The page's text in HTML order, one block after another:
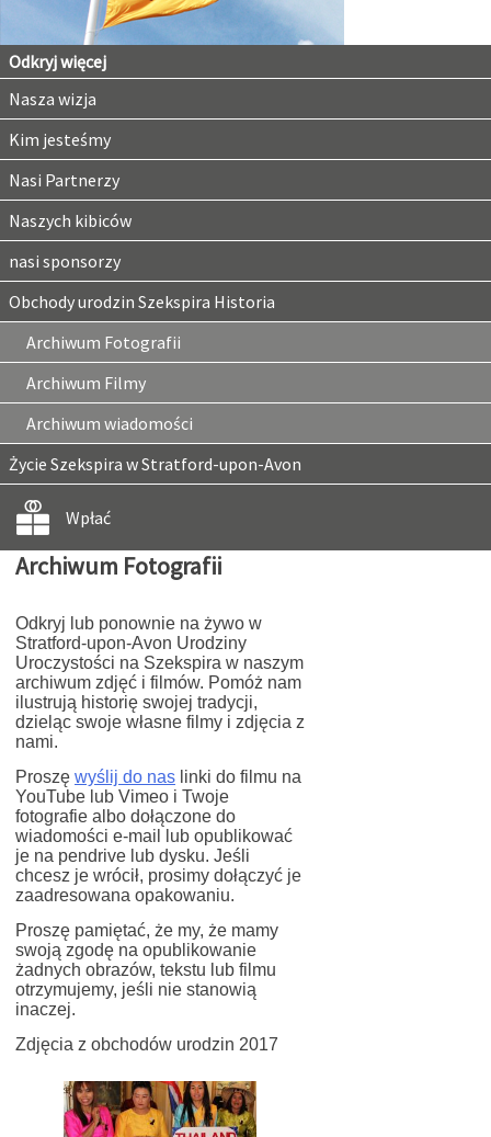
Odkryj więcej
Nasza wizja
Kim jesteśmy
Nasi Partnerzy
Naszych kibiców
nasi sponsorzy
Obchody urodzin Szekspira Historia
Archiwum Fotografii
Archiwum Filmy
Archiwum wiadomości
Życie Szekspira w Stratford-upon-Avon
Wpłać
Archiwum Fotografii
Odkryj lub ponownie na żywo w
Stratford-upon-Avon Urodziny
Uroczystości na Szekspira w naszym
archiwum zdjęć i filmów. Pomóż nam
ilustrują historię swojej tradycji,
dzieląc swoje własne filmy i zdjęcia z
nami.
Proszę wyślij do nas linki do filmu na
YouTube lub Vimeo i Twoje
fotografie albo dołączone do
wiadomości e-mail lub opublikować
je na pendrive lub dysku. Jeśli
chcesz je wrócił, prosimy dołączyć je
zaadresowana opakowaniu.
Proszę pamiętać, że my, że mamy
swoją zgodę na opublikowanie
żadnych obrazów, tekstu lub filmu
otrzymujemy, jeśli nie stanowią
inaczej.
Zdjęcia z obchodów urodzin 2017